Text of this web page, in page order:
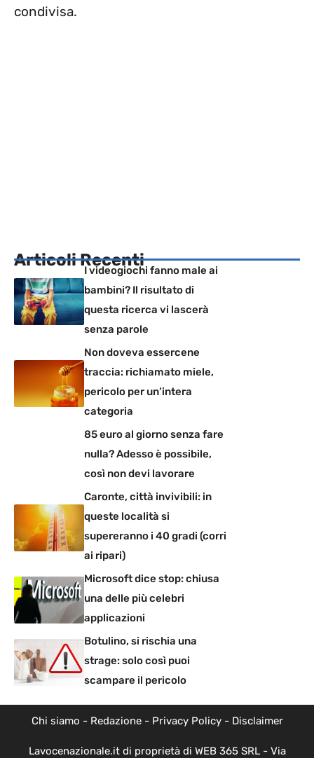
condivisa.
Articoli Recenti
I videogiochi fanno male ai
bambini? Il risultato di
questa ricerca vi lascerà
senza parole
Non doveva essercene
traccia: richiamato miele,
pericolo per un’intera
categoria
85 euro al giorno senza fare
nulla? Adesso è possibile,
così non devi lavorare
Caronte, città invivibili: in
queste località si
supereranno i 40 gradi (corri
ai ripari)
Microsoft dice stop: chiusa
una delle più celebri
applicazioni
Botulino, si rischia una
strage: solo così puoi
scampare il pericolo
Chi siamo - Redazione- Privacy Policy- Disclaimer
Lavocenazionale.it di proprietà di WEB 365 SRL - Via